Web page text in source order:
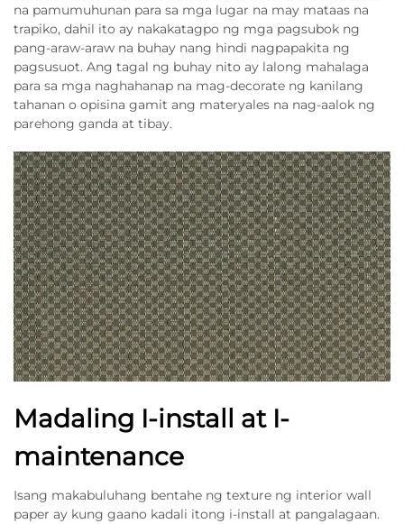
na pamumuhunan para sa mga lugar na may mataas na
trapiko, dahil ito ay nakakatagpo ng mga pagsubok ng
pang-araw-araw na buhay nang hindi nagpapakita ng
pagsusuot. Ang tagal ng buhay nito ay lalong mahalaga
para sa mga naghahanap na mag-decorate ng kanilang
tahanan o opisina gamit ang materyales na nag-aalok ng
parehong ganda at tibay.
Madaling I-install at I-
maintenance
Isang makabuluhang bentahe ng texture ng interior wall
paper ay kung gaano kadali itong i-install at pangalagaan.